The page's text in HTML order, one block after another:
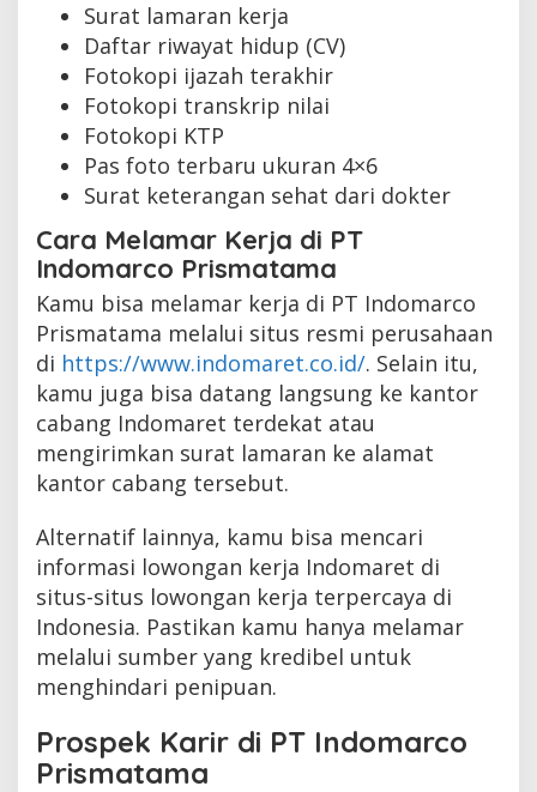
Surat lamaran kerja
Daftar riwayat hidup (CV)
Fotokopi ijazah terakhir
Fotokopi transkrip nilai
Fotokopi KTP
Pas foto terbaru ukuran 4×6
Surat keterangan sehat dari dokter
Cara Melamar Kerja di PT
Indomarco Prismatama
Kamu bisa melamar kerja di PT Indomarco
Prismatama melalui situs resmi perusahaan
di https://www.indomaret.co.id/. Selain itu,
kamu juga bisa datang langsung ke kantor
cabang Indomaret terdekat atau
mengirimkan surat lamaran ke alamat
kantor cabang tersebut.
Alternatif lainnya, kamu bisa mencari
informasi lowongan kerja Indomaret di
situs-situs lowongan kerja terpercaya di
Indonesia. Pastikan kamu hanya melamar
melalui sumber yang kredibel untuk
menghindari penipuan.
Prospek Karir di PT Indomarco
Prismatama